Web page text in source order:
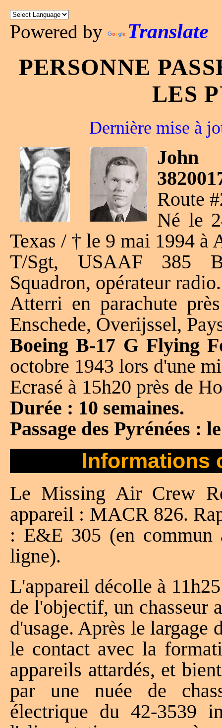
Powered by Translate
PERSONNE
LES
Dernière mise à
John
Route
Né le
Texas / † le 9 mai 1994 à
T/Sgt, USAAF 385
Squadron, opérateur radio.
Atterri en parachute
Enschede, Overijssel,
Boeing B-17 G Flying
octobre 1943 lors d'une
Ecrasé à 15h20 près de
Durée : 10 semaines.
Passage des Pyrénées :
Informations
Le Missing Air Crew
appareil : MACR 826.
: E&E 305 (en
ligne).
L'appareil décolle à
de l'objectif, un chasseur
d'usage. Après le largage
le contact avec la
appareils attardés, et
par une nuée de
électrique du 42-3539